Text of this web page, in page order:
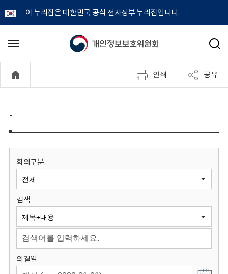
이 누리집은 대한민국 공식 전자정부 누리집입니다.
개
정
보
원
회
메
기
검
인쇄 공유
-
회의구분
검색
의결일